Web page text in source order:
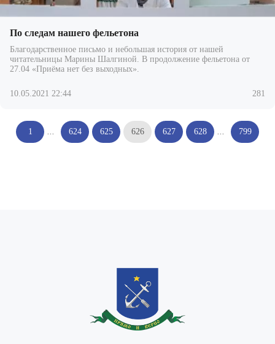
По следам нашего фельетона
Благодарственное письмо и небольшая история от нашей
читательницы Марины Шалгиной. В продолжение фельетона от
27.04 «Приёма нет без выходных».
10.05.2021 22:44 281
1 624 625 626 627 628 799